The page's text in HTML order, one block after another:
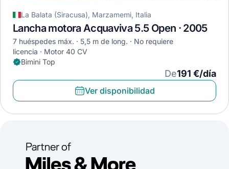
La Balata (Siracusa), Marzamemi, Italia
Lancha motora Acquaviva 5.5 Open · 2005
7 huéspedes máx. 5,5 m de long.
No requiere
licencia
Motor 40 CV
Bimini Top
De191 €/día
Ver disponibilidad